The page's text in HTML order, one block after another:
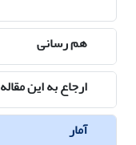
هم رسانی
ارجاع به این مقاله
آمار